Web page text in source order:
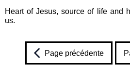
Heart of Jesus, source of life and
us.
Page précédente